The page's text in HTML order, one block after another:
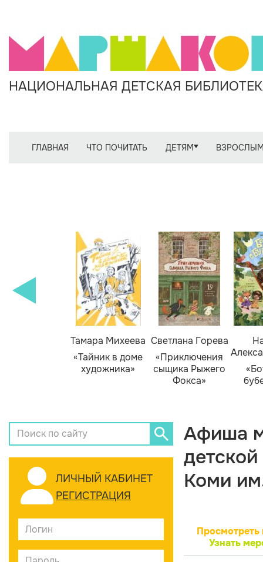
НАЦИОНАЛЬНАЯ ДЕТСКАЯ
ГЛАВНАЯ ЧТО ПОЧИТАТЬ ДЕТЯМ
Тамара Михеева
«Тайник в доме
художника»
Светлана Горева
«Приключения
сыщика Рыжего
Фокса»
ЛИЧНЫЙ КАБИНЕТ
РЕГИСТРАЦИЯ
Афиша
Коми
Просмотреть
Узнать